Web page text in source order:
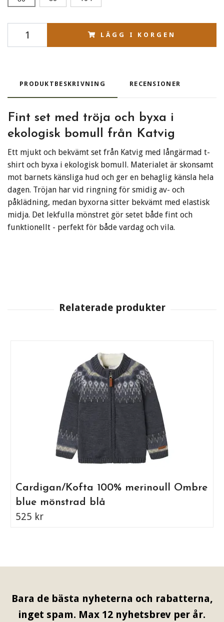
LÄGG I KORGEN
PRODUKTBESKRIVNING RECENSIONER
Fint set med tröja och byxa i
ekologisk bomull från Katvig
Ett mjukt och bekvämt set från Katvig med långärmad t-
shirt och byxa i ekologisk bomull. Materialet är skonsamt
mot barnets känsliga hud och ger en behaglig känsla hela
dagen. Tröjan har vid ringning för smidig av- och
påklädning, medan byxorna sitter bekvämt med elastisk
midja. Det lekfulla mönstret gör setet både fint och
funktionellt - perfekt för både vardag och vila.
Cardigan/Kofta 100% merinoull Ombre
blue mönstrad blå
525 kr
Bara de bästa nyheterna och rabatterna,
inget spam. Max 12 nyhetsbrev per år.